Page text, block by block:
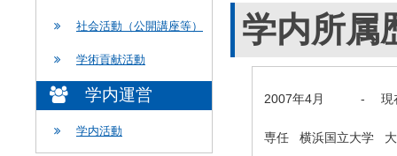
社会活動（公開講座等）
学術貢献活動
学内運営
学内活動
学内所属
2007年4月 - 現
専任 横浜国立大学